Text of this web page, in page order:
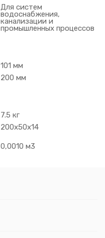
Для систем
водоснабжения,
канализации и
промышленных процессов
101 мм
200 мм
7.5 кг
200х50х14
0,0010 м3